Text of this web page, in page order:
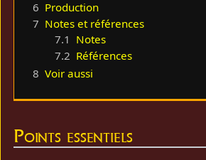
6 Production
7 Notes et références
7.1 Notes
7.2 Références
8 Voir aussi
Points essentiels